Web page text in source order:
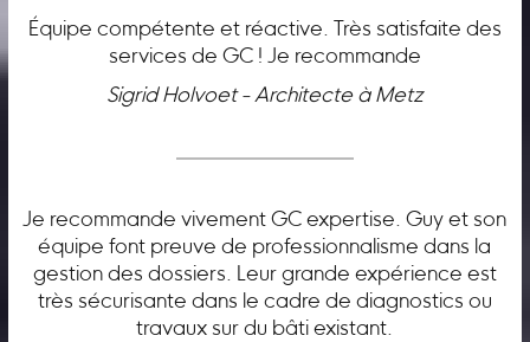
Équipe compétente et réactive. Très satisfaite des
services de GC ! Je recommande
Sigrid Holvoet - Architecte à Metz
Je recommande vivement GC expertise. Guy et son
équipe font preuve de professionnalisme dans la
gestion des dossiers. Leur grande expérience est
très sécurisante dans le cadre de diagnostics ou
travaux sur du bâti existant.